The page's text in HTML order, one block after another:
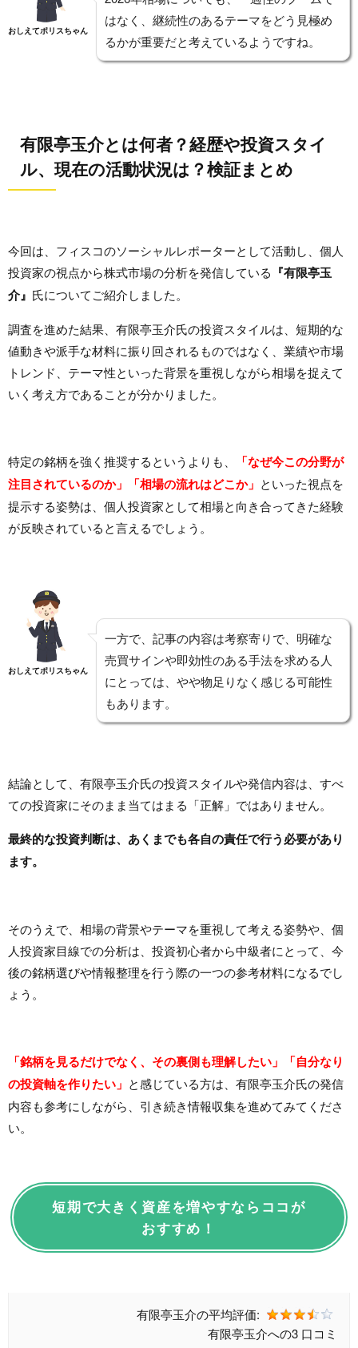
おしえてポリスちゃん
はなく、継続性のあるテーマをどう見極め
るかが重要だと考えているようですね。
有限亭玉介とは何者？経歴や投資スタイ
ル、現在の活動状況は？検証まとめ
今回は、フィスコのソーシャルレポーターとして活動し、個人
投資家の視点から株式市場の分析を発信している 『有限亭玉
介』 氏についてご紹介しました。
調査を進めた結果、有限亭玉介氏の投資スタイルは、短期的な
値動きや派手な材料に振り回されるものではなく、業績や市場
トレンド、テーマ性といった背景を重視しながら相場を捉えて
いく考え方であることが分かりました。
特定の銘柄を強く推奨するというよりも、
「なぜ今この分野が
注目されているのか」「相場の流れはどこか」 といった視点を
提示する姿勢は、個人投資家として相場と向き合ってきた経験
が反映されていると言えるでしょう。
おしえてポリスちゃん
一方で、記事の内容は考察寄りで、明確な
売買サインや即効性のある手法を求める人
にとっては、やや物足りなく感じる可能性
もあります。
結論として、有限亭玉介氏の投資スタイルや発信内容は、すべ
ての投資家にそのまま当てはまる「正解」ではありません。
最終的な投資判断は、あくまでも各自の責任で行う必要があり
ます。
そのうえで、相場の背景やテーマを重視して考える姿勢や、個
人投資家目線での分析は、投資初心者から中級者にとって、今
後の銘柄選びや情報整理を行う際の一つの参考材料になるでし
ょう。
「銘柄を見るだけでなく、その裏側も理解したい」「自分なり
の投資軸を作りたい」 と感じている方は、有限亭玉介氏の発信
内容も参考にしながら、引き続き情報収集を進めてみてくださ
い。
短期で大きく資産を増やすならココが
おすすめ！
有限亭玉介の平均評価:
有限亭玉介への3 口コミ